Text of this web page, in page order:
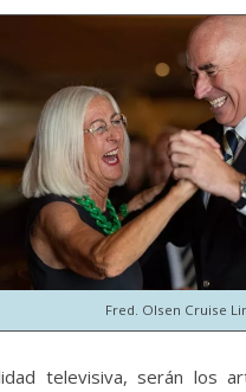
Fred. Olsen Cruise
televisiva, serán los